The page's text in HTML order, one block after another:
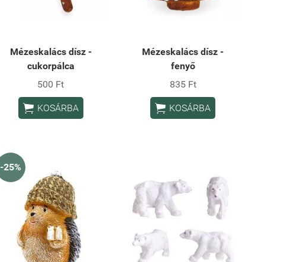
Mézeskalács dísz -
cukorpálca
500 Ft
 KOSÁRBA
Mézeskalács dísz -
fenyő
835 Ft
 KOSÁRBA
-25%